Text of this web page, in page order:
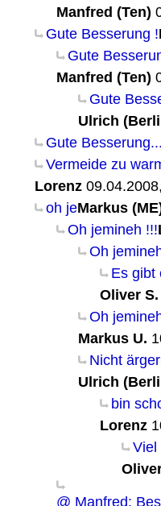
Manfred (Ten)
Gute Besserung !
Gute
Manfred (Ten)
Gute
Ulrich
Gute Besserung...
Vermeide zu
Lorenz
oh jeMarkus
Oh jemineh !!!
Oh
Es gibt
Oliver S.
Oh
Markus U.
Nicht
Ulrich
bin
Lorenz
Viel
@ Manfred: